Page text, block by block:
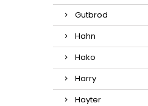
Gutbrod
Hahn
Hako
Harry
Hayter